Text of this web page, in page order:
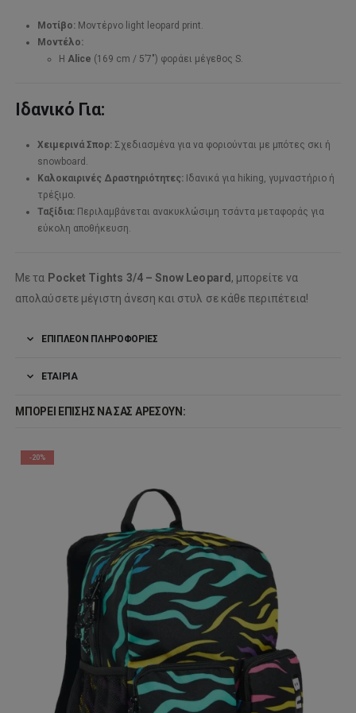
Μοτίβο:Μοντέρνο light leopard print.
Μοντέλο:
Η Alice (169 cm / 5’7″) φοράει μέγεθος S.
Ιδανικό Για:
Χειμερινά Σπορ:Σχεδιασμένα για να φοριούνται με μπότες σκι ή
snowboard.
Καλοκαιρινές Δραστηριότητες:Ιδανικά για hiking, γυμναστήριο ή
τρέξιμο.
Ταξίδια:Περιλαμβάνεται ανακυκλώσιμη τσάντα μεταφοράς για
εύκολη αποθήκευση.
Με τα Pocket Tights 3/4 – Snow Leopard , μπορείτε να
απολαύσετε μέγιστη άνεση και στυλ σε κάθε περιπέτεια!
ΕΠΙΠΛΈΟΝ ΠΛΗΡΟΦΟΡΊΕΣ
ΕΤΑΙΡΊΑ
ΜΠΟΡΕΊ ΕΠΊΣΗΣ ΝΑ ΣΑΣ ΑΡΈΣΟΥΝ:
-20%